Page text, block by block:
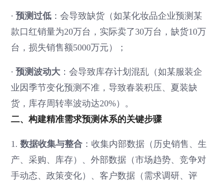
·预测过低 ：会导致缺货（如某化妆品企业预测某
款口红销量为20万台，实际卖了30万台，缺货10万
台，损失销售额5000万元）；
·预测波动大 ：会导致库存计划混乱（如某服装企
业因季节变化预测不准，导致春装积压、夏装缺
货，库存周转率波动达20%）。
二、构建精准需求预测体系的关键步骤
1.数据收集与整合 ：收集内部数据（历史销售、生
产、采购、库存）、外部数据（市场趋势、竞争对
手动态、政策变化）、客户数据（需求调研、评